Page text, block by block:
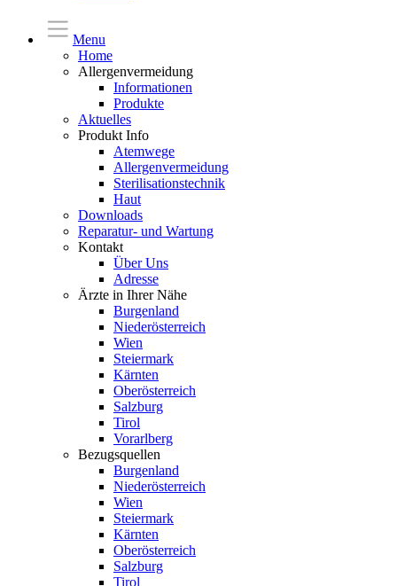
Menu
Home
Allergenvermeidung
Informationen
Produkte
Aktuelles
Produkt Info
Atemwege
Allergenvermeidung
Sterilisationstechnik
Haut
Downloads
Reparatur- und Wartung
Kontakt
Über Uns
Adresse
Ärzte in Ihrer Nähe
Burgenland
Niederösterreich
Wien
Steiermark
Kärnten
Oberösterreich
Salzburg
Tirol
Vorarlberg
Bezugsquellen
Burgenland
Niederösterreich
Wien
Steiermark
Kärnten
Oberösterreich
Salzburg
Tirol